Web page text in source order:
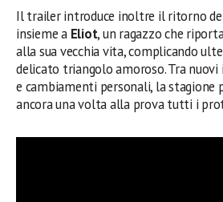
Il trailer introduce inoltre il ritorno
insieme a Eliot, un ragazzo che
alla sua vecchia vita, complicando
delicato triangolo amoroso. Tra
e cambiamenti personali, la
ancora una volta alla prova tutti i